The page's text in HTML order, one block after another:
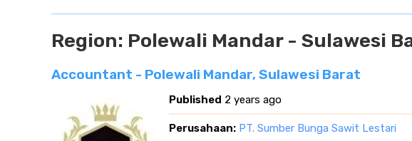
Region: Polewali Mandar - Sulawesi
Accountant - Polewali Mandar, Sulawesi Barat
Published 2 years ago
Perusahaan: PT. Sumber Bunga Sawit Lestari